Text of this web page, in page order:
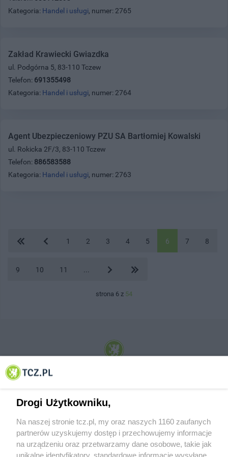
Kategoria: Handel i usługi, numer: 2765
Zakład Krawiecki Gwiazdka
ul. Podgórna 5, 83-110 Tczew
Telefon: 691355498
Kategoria: Handel i usługi, numer: 2764
Agent Ubezpieczeniowy PZU SA Bartłomiej Kowalski
ul. Rokicka 2F/3, 83-110 Tczew
Telefon: 886583588
Kategoria: Handel i usługi, numer: 2763
1 2 3 4 5 6 7 8
9 10 11
strona 6 z 54
© 2001-2026 Tczew - TCZ.PL Sp. z o.o. Internetowy Serwis Informacyjny Miasta
Drogi Użytkowniku,
Na naszej stronie tcz.pl, my oraz naszych 1160 zaufanych
partnerów uzyskujemy dostęp i przechowujemy informacje
na urządzeniu oraz przetwarzamy dane osobowe, takie jak
unikalne identyfikatory, standardowe informacje wysyłane